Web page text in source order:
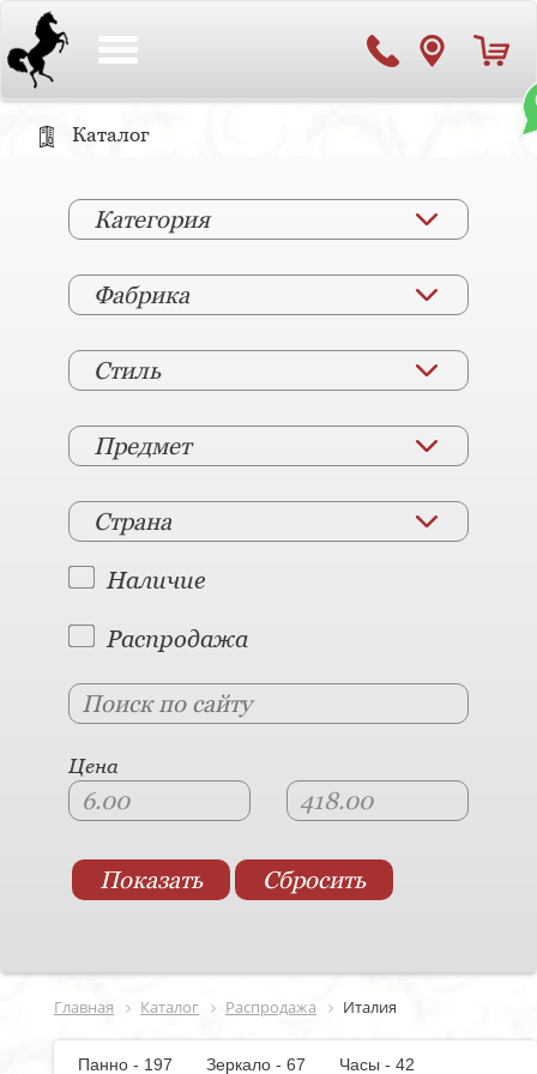
Каталог
Категория
Фабрика
Стиль
Предмет
Страна
Наличие
Распродажа
Цена
Главная Каталог Распродажа Италия
Панно - 197 Зеркало - 67
Часы - 42